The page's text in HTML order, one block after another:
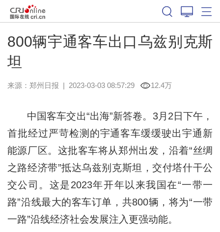
800辆宇通客车出口乌兹别克斯
坦
来源： 郑州日报 | 2023-03-03 08:57:29 12.4万
中国客车交出“出海”新答卷。3月2日下午，
首批经过严苛检测的宇通客车缓缓驶出宇通新
能源厂区。这批客车将从郑州出发，沿着“丝绸
之路经济带”抵达乌兹别克斯坦，交付塔什干公
交公司。这是2023年开年以来我国在“一带一
路”沿线最大的客车订单，共800辆，将为“一带
一路”沿线经济社会发展注入更强动能。